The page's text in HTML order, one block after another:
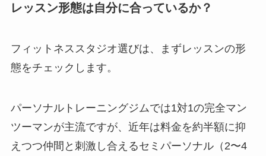
レッスン形態は自分に合っているか？
フィットネススタジオ選びは、まずレッスンの形
態をチェックします。
パーソナルトレーニングジムでは1対1の完全マン
ツーマンが主流ですが、近年は料金を約半額に抑
えつつ仲間と刺激し合えるセミパーソナル（2〜4